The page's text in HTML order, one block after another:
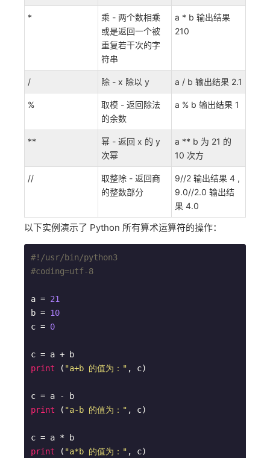
*
乘 - 两个数相乘
或是返回一个被
重复若干次的字
符串
a * b 输出结果
210
/ 除 - x 除以 y a / b 输出结果 2.1
%
取模 - 返回除法
的余数
a % b 输出结果 1
**
幂 - 返回 x 的 y
次幂
a ** b 为 21 的
10 次方
//
取整除 - 返回商
的整数部分
9//2 输出结果 4 ,
9.0//2.0 输出结
果 4.0
以下实例演示了 Python 所有算术运算符的操作：
#!/usr/bin/python3
#coding=utf-8
a = 21
b = 10
c = 0
print ( "a+b 的值为：" , c)
print ( "a-b 的值为：" , c)
print ( "a*b 的值为：" , c)